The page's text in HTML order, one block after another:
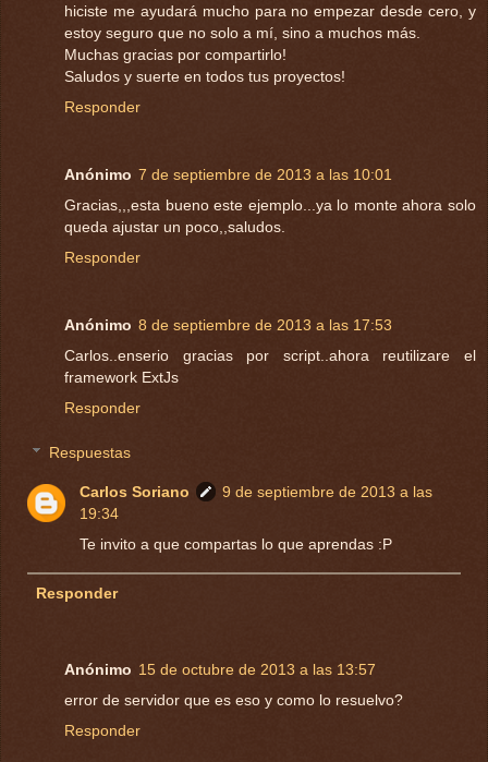
hiciste me ayudará mucho para no empezar desde cero, y
estoy seguro que no solo a mí, sino a muchos más.
Muchas gracias por compartirlo!
Saludos y suerte en todos tus proyectos!
Responder
Anónimo 7 de septiembre de 2013 a las 10:01
Gracias,,,esta bueno este ejemplo...ya lo monte ahora solo
queda ajustar un poco,,saludos.
Responder
Anónimo 8 de septiembre de 2013 a las 17:53
Carlos..enserio gracias por script..ahora reutilizare el
framework ExtJs
Responder
Respuestas
Carlos Soriano
9 de septiembre de 2013 a las
19:34
Te invito a que compartas lo que aprendas :P
Responder
Anónimo 15 de octubre de 2013 a las 13:57
error de servidor que es eso y como lo resuelvo?
Responder